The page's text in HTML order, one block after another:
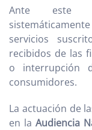
Ante este
servicios
recibidos de las
o interrupción
consumidores.
La actuación de
en laAudiencia